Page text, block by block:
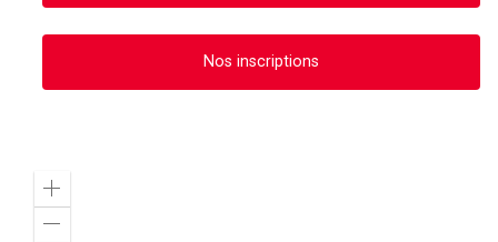
Nos inscriptions
Zoom